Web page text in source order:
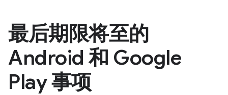
最后期限将至的
Android 和 Google
Play 事项